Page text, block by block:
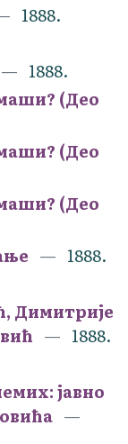
1888.
1888.
(Део
(Део
(Део
1888.
Димитрије
1888.
јавно